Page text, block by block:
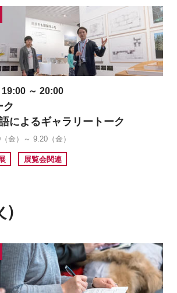
～ 20:00
ク
によるギャラリートーク
金）～ 9.20（金）
展覧会関連